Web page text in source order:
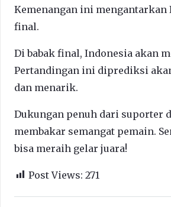
Kemenangan ini mengantarkan
final.
Di babak final, Indonesia akan
Pertandingan ini diprediksi
dan menarik.
Dukungan penuh dari suporter
membakar semangat pemain.
bisa meraih gelar juara!
Post Views: 271